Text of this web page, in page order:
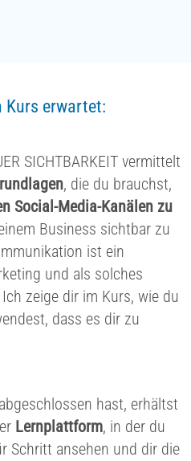
Kurs erwartet:
SICHTBARKEIT vermittelt
, die du brauchst,
Social-Media-Kanälen zu
Business sichtbar zu
ist ein
und als solches
zeige dir im Kurs, wie du
dass es dir zu
hast, erhältst
Lernplattform, in der du
Schritt ansehen und dir die